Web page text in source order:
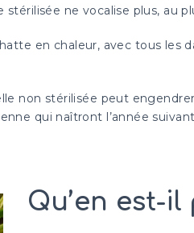
ne vocalise plus, au
en chaleur, avec tous les
non stérilisée peut
qui naîtront l’année
Qu’en est-